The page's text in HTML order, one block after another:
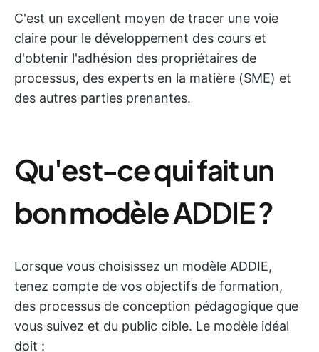
C'est un excellent moyen de tracer une voie
claire pour le développement des cours et
d'obtenir l'adhésion des propriétaires de
processus, des experts en la matière (SME) et
des autres parties prenantes.
Qu'est-ce qui fait un
bon modèle ADDIE ?
Lorsque vous choisissez un modèle ADDIE,
tenez compte de vos objectifs de formation,
des processus de conception pédagogique que
vous suivez et du public cible. Le modèle idéal
doit :